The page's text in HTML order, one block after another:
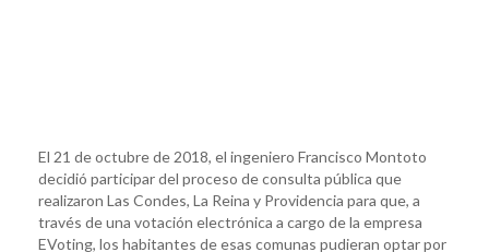
El 21 de octubre de 2018, el ingeniero Francisco Montoto
decidió participar del proceso de consulta pública que
realizaron Las Condes, La Reina y Providencia para que, a
través de una votación electrónica a cargo de la empresa
EVoting, los habitantes de esas comunas pudieran optar por